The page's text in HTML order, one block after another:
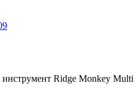
Ridge Monkey Multi